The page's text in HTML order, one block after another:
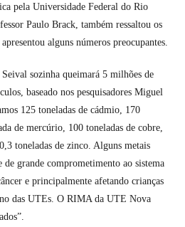
pela Universidade Federal do Rio
Paulo Brack, também ressaltou os
alguns números preocupantes.
sozinha queimará 5 milhões de
baseado nos pesquisadores Miguel
125 toneladas de cádmio, 170
de mercúrio, 100 toneladas de cobre,
toneladas de zinco. Alguns metais
de grande comprometimento ao sistema
e principalmente afetando crianças
das UTEs. O RIMA da UTE Nova